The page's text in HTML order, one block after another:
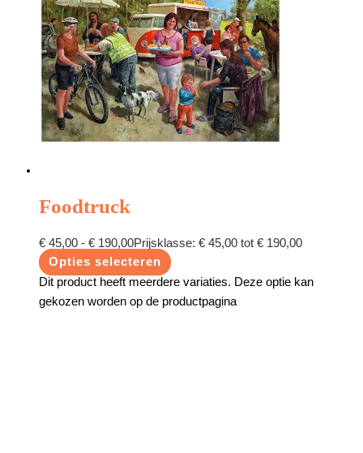
Foodtruck
€ 45,00 - € 190,00Prijsklasse: € 45,00 tot € 190,00
Opties selecteren
Dit product heeft meerdere variaties. Deze optie kan
gekozen worden op de productpagina